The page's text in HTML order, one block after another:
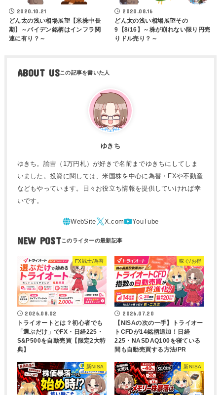
2020.10.21
どん太の浅い相場展望【米株中長
期】～バイデン銘柄はインフラ関
連に有り？～
2020.08.16
どん太の浅い相場展望その
9【8/16】～株が崩れない限り円売
りドル売り？～
ABOUT US
ゆきち
ゆきち。諭吉（1万円札）が好きで名前までゆきちにしてしま
いました。投資に関しては、米国株を中心に為替・FXや不動産
などもやっています。日々お役立ち情報を提供していければ幸
いです。
NEW POST
FX戦士/為替
2026.08.02
トライオートとは？初心者でも
「選ぶだけ」でFX・日経225・
S&P500を自動売買【限定2大特
典】
稼ぐ/お得
2026.07.20
【NISAの次の一手】トライオー
トCFDが14銘柄追加！日経
225・NASDAQ100を寝ている
間も自動売買する方法/PR
新NISA 新NISA